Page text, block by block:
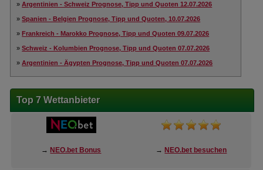
»Argentinien - Schweiz Prognose, Tipp und Quoten 12.07.2026
»Spanien - Belgien Prognose, Tipp und Quoten, 10.07.2026
»Frankreich - Marokko Prognose, Tipp und Quoten 09.07.2026
»Schweiz - Kolumbien Prognose, Tipp und Quoten 07.07.2026
»Argentinien - Ägypten Prognose, Tipp und Quoten 07.07.2026
Top 7 Wettanbieter
→ NEO.bet Bonus → NEO.bet besuchen